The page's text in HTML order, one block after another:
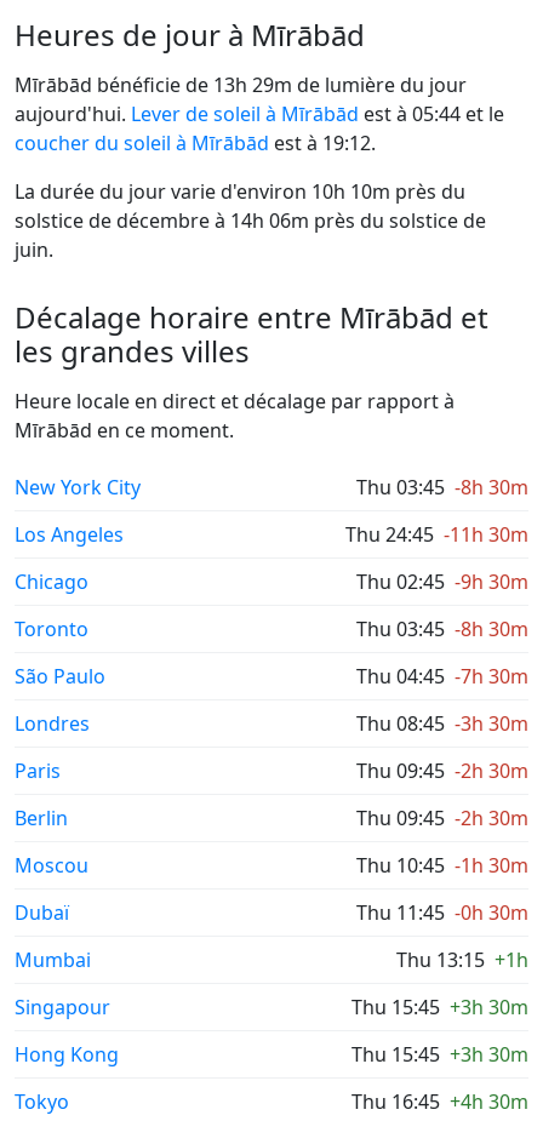
Heures de jour à Mīrābād
Mīrābād bénéficie de 13h 29m de lumière du jour
aujourd'hui. Lever de soleil à Mīrābād est à 05:44 et le
coucher du soleil à Mīrābād est à 19:12.
La durée du jour varie d'environ 10h 10m près du
solstice de décembre à 14h 06m près du solstice de
juin.
Décalage horaire entre Mīrābād et
les grandes villes
Heure locale en direct et décalage par rapport à
Mīrābād en ce moment.
New York City Thu 03:45 -8h 30m
Los Angeles
Thu 24:45 -11h 30m
Chicago
Thu 02:45 -9h 30m
Toronto
Thu 03:45 -8h 30m
São Paulo
Thu 04:45 -7h 30m
Londres
Thu 08:45 -3h 30m
Paris
Thu 09:45 -2h 30m
Berlin
Thu 09:45 -2h 30m
Moscou
Thu 10:45 -1h 30m
Dubaï
Thu 11:45 -0h 30m
Mumbai
Thu 13:15 +1h
Singapour
Thu 15:45 +3h 30m
Hong Kong
Thu 15:45 +3h 30m
Tokyo
Thu 16:45 +4h 30m